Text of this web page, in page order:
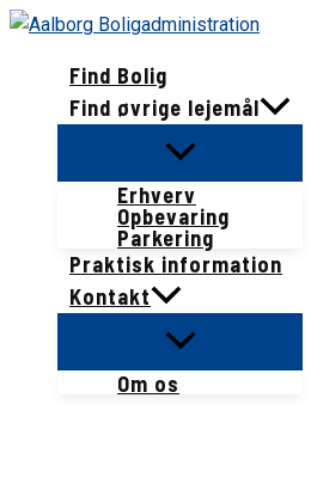
Gå
indholdetFind Bolig
Find øvrige lejemål
Erhverv
Opbevaring
Parkering
Praktisk information
Kontakt
Om os